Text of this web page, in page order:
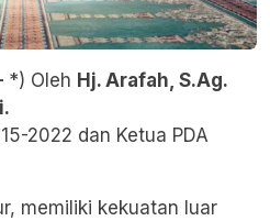
*) Oleh Hj. Arafah, S.Ag.
2022 dan Ketua PDA
memiliki kekuatan luar